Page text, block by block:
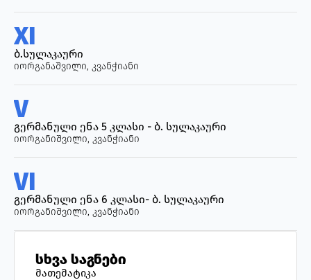
სხვა საგნები
მათემატიკა
XI
ბ.სულაკაური
იორგანაშვილი, კვანჭიანი
V
გერმანული ენა 5 კლასი - ბ. სულაკაური
იორგანიშვილი, კვანჭიანი
VI
გერმანული ენა 6 კლასი- ბ. სულაკაური
იორგანიშვილი, კვანჭიანი